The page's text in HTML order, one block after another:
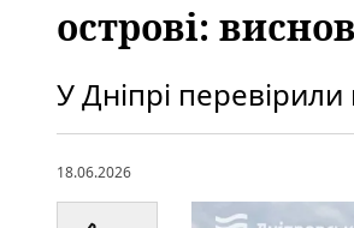
острові:
У Дніпрі
18.06.2026